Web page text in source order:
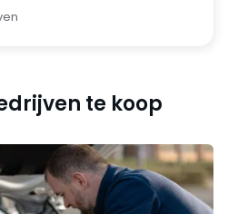
echter niet de tractie
niet voldoende voor de
met het merk bezig te zijn.
activiteiten gestopt en
te koop